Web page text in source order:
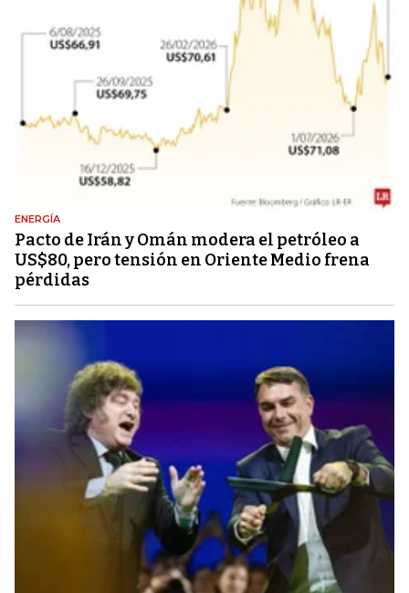
ENERGÍA
Pacto de Irán y Omán modera el petróleo a
US$80, pero tensión en Oriente Medio frena
pérdidas